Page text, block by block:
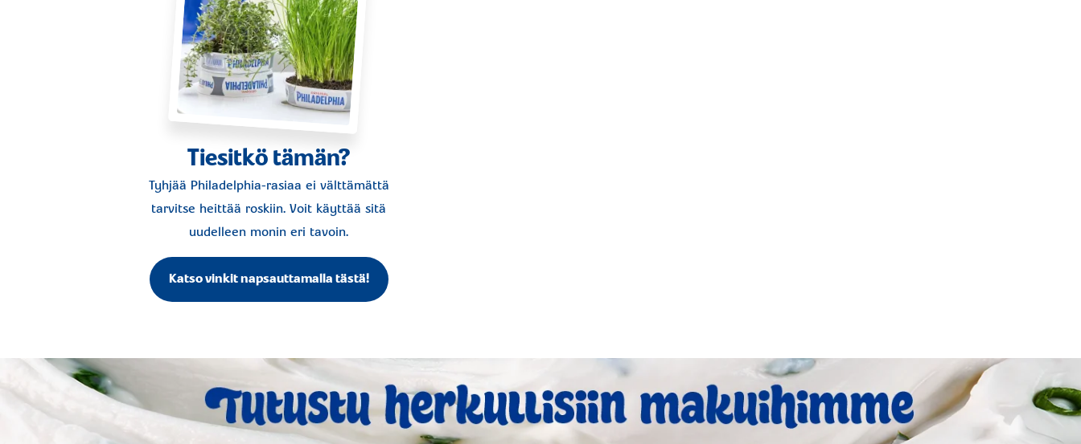
Tiesitkö tämän?
Tyhjää Philadelphia-rasiaa ei välttämättä
tarvitse heittää roskiin. Voit käyttää sitä
uudelleen monin eri tavoin.
Katso vinkit napsauttamalla tästä!